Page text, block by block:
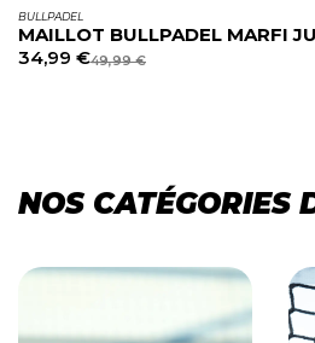
BULLPADEL
MAILLOT BULLPADEL MARFI
34,99 €49,99€
NOS CATÉGORIES